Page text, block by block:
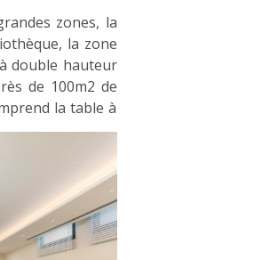
zones, la
la zone
double hauteur
de 100m2 de
la table à